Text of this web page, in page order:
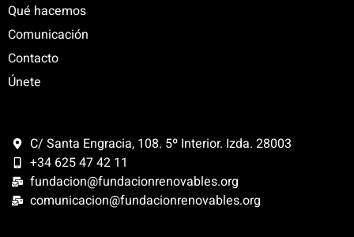
Qué hacemos
Comunicación
Contacto
Únete
C/ Santa Engracia, 108. 5º Interior. Izda. 28003
+34 625 47 42 11
fundacion@fundacionrenovables.org
comunicacion@fundacionrenovables.org